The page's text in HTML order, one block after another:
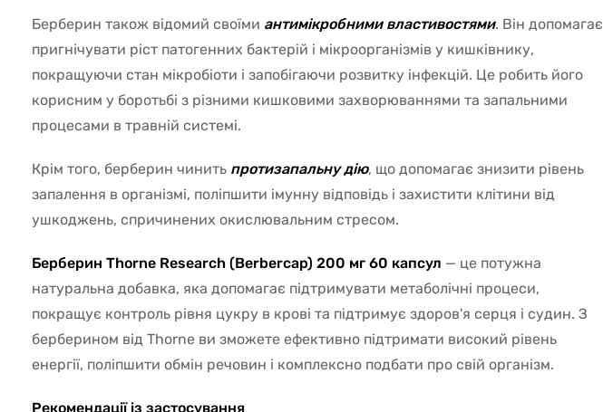
Берберин також відомий своїми антимікробними властивостями. Він допомагає
пригнічувати ріст патогенних бактерій і мікроорганізмів у кишківнику,
покращуючи стан мікробіоти і запобігаючи розвитку інфекцій. Це робить його
корисним у боротьбі з різними кишковими захворюваннями та запальними
процесами в травній системі.
Крім того, берберин чинить протизапальну дію, що допомагає знизити рівень
запалення в організмі, поліпшити імунну відповідь і захистити клітини від
ушкоджень, спричинених окислювальним стресом.
Берберин Thorne Research (Berbercap) 200 мг 60 капсул — це потужна
натуральна добавка, яка допомагає підтримувати метаболічні процеси,
покращує контроль рівня цукру в крові та підтримує здоров'я серця і судин. З
берберином від Thorne ви зможете ефективно підтримати високий рівень
енергії, поліпшити обмін речовин і комплексно подбати про свій організм.
Рекомендації із застосування